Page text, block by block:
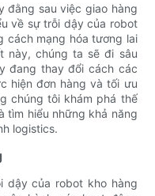
đằng sau việc giao hàng
về sự trỗi dậy của robot
cách mạng hóa tương lai
này, chúng ta sẽ đi sâu
đang thay đổi cách các
hiện đơn hàng và tối ưu
chúng tôi khám phá thế
tìm hiểu những khả năng
logistics.
dậy của robot kho hàng